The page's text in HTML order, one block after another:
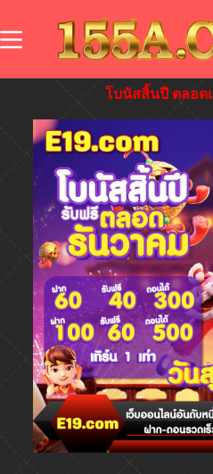
โบนัสสิ้นปี ตลอด